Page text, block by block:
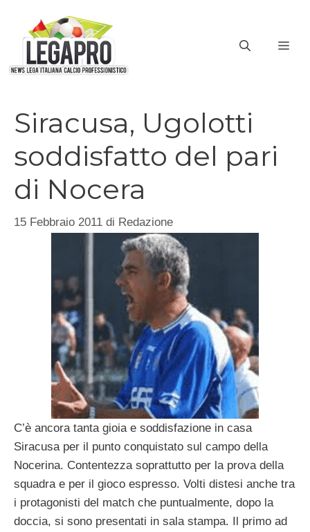
contenuto
Siracusa, Ugolotti
soddisfatto del pari
di Nocera
15 Febbraio 2011 di Redazione
C’è ancora tanta gioia e soddisfazione in casa
Siracusa per il punto conquistato sul campo della
Nocerina. Contentezza soprattutto per la prova della
squadra e per il gioco espresso. Volti distesi anche tra
i protagonisti del match che puntualmente, dopo la
doccia, si sono presentati in sala stampa. Il primo ad